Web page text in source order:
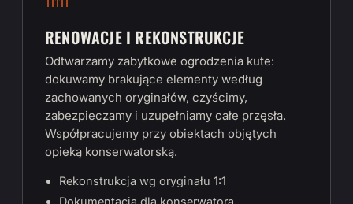
RENOWACJE I REKONSTRUKCJE
Odtwarzamy zabytkowe ogrodzenia kute:
dokuwamy brakujące elementy według
zachowanych oryginałów, czyścimy,
zabezpieczamy i uzupełniamy całe przęsła.
Współpracujemy przy obiektach objętych
opieką konserwatorską.
Rekonstrukcja wg oryginału 1:1
Dokumentacja dla konserwatora